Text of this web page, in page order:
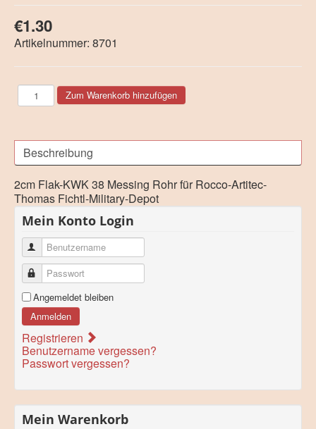
€1.30
Artikelnummer: 8701
Beschreibung
2cm Flak-KWK 38 Messing Rohr für Rocco-Artitec-
Thomas Fichtl-Military-Depot
Mein Konto Login
Benutzername
Passwort
Angemeldet bleiben
Anmelden
Registrieren
Benutzername vergessen?
Passwort vergessen?
Mein Warenkorb